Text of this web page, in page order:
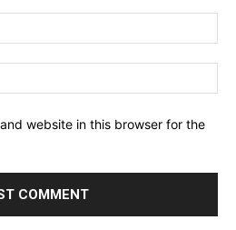
website in this browser for the